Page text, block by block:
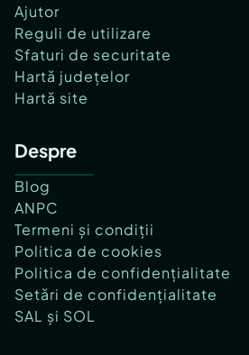
Ajutor
Reguli de utilizare
Sfaturi de securitate
Hartă județelor
Hartă site
Despre
Blog
ANPC
Termeni și condiții
Politica de cookies
Politica de confidențialitate
Setări de confidențialitate
SAL și SOL